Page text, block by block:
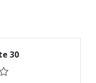
30